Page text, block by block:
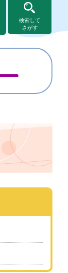
検索して
さがす